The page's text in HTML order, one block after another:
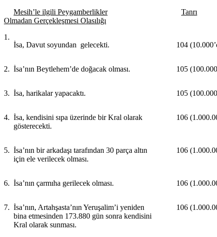
Mesih’le ilgili Peygamberlikler
Tanrı
Olmadan Gerçekleşmesi Olasılığı
1.
İsa, Davut soyundan gelecekti.
104
2. İsa’nın Beytlehem’de doğacak olması. 105
3. İsa, harikalar yapacaktı. 105
4. İsa, kendisini sıpa üzerinde bir Kral olarak
gösterecekti.
106
5. İsa’nın bir arkadaşı tarafından 30 parça altın
için ele verilecek olması.
106
6. İsa’nın çarmıha gerilecek olması. 106
7. İsa’nın, Artahşasta’nın Yeruşalim’i yeniden
bina etmesinden 173.880 gün sonra kendisini
Kral olarak sunması.
106